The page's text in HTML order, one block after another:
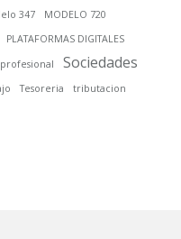
347
MODELO 720
PLATAFORMAS DIGITALES
Sociedades
Tesoreria
tributacion